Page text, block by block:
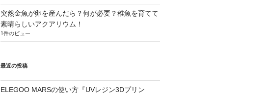
突然金魚が卵を産んだら？何が必要？稚魚を育てて
素晴らしいアクアリウム！
1件のビュー
最近の投稿
ELEGOO MARSの使い方『UVレジン3Dプリン